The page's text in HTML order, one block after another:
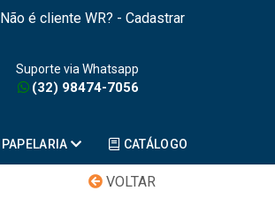
Não é cliente WR? - Cadastrar
Suporte via Whatsapp
(32) 98474-7056
PAPELARIA CATÁLOGO
VOLTAR